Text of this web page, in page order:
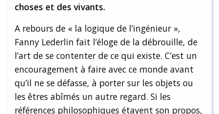
choses et des vivants.
A rebours de « la logique de l’ingénieur »,
Fanny Lederlin fait l’éloge de la débrouille, de
l’art de se contenter de ce qui existe. C’est un
encouragement à faire avec ce monde avant
qu’il ne se défasse, à porter sur les objets ou
les êtres abîmés un autre regard. Si les
références philosophiques étayent son propos,